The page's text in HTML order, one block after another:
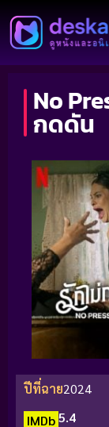
No
กดดัน
ปีที่ฉาย2024
IMDb5.4